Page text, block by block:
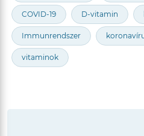
COVID-19 D-vitamin
Immunrendszer
vitaminok